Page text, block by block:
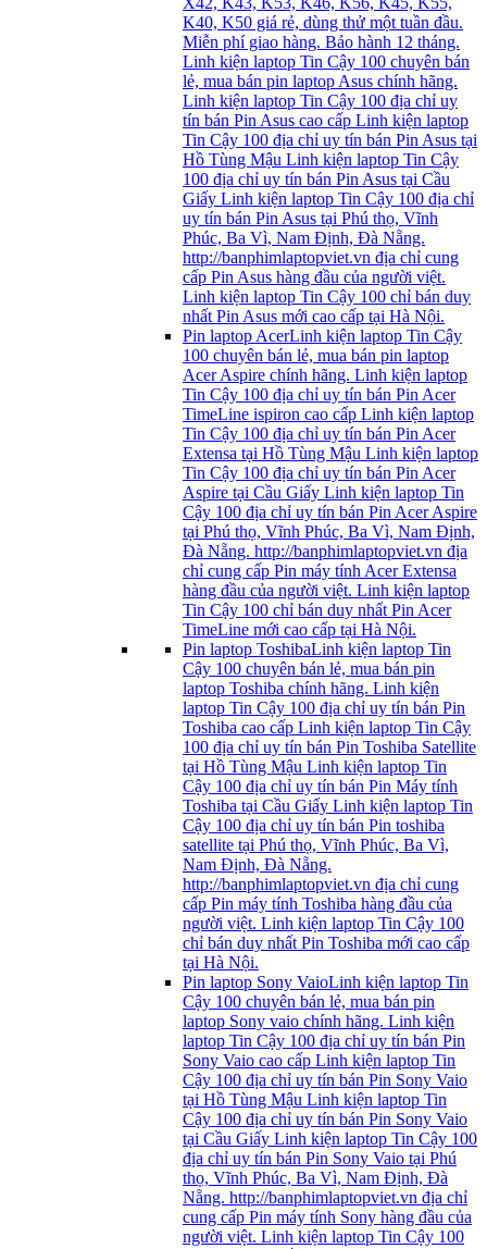
K40, K50 giá rẻ, dùng thử một tuần đầu.
Miễn phí giao hàng. Bảo hành 12 tháng.
Linh kiện laptop Tin Cậy 100 chuyên bán
lẻ, mua bán pin laptop Asus chính hãng.
Linh kiện laptop Tin Cậy 100 địa chỉ uy
tín bán Pin Asus cao cấp Linh kiện laptop
Tin Cậy 100 địa chỉ uy tín bán Pin Asus tại
Hồ Tùng Mậu Linh kiện laptop Tin Cậy
100 địa chỉ uy tín bán Pin Asus tại Cầu
Giấy Linh kiện laptop Tin Cậy 100 địa chỉ
uy tín bán Pin Asus tại Phú thọ, Vĩnh
Phúc, Ba Vì, Nam Định, Đà Nẵng.
http://banphimlaptopviet.vn địa chỉ cung
cấp Pin Asus hàng đầu của người việt.
Linh kiện laptop Tin Cậy 100 chỉ bán duy
nhất Pin Asus mới cao cấp tại Hà Nội.
Pin laptop AcerLinh kiện laptop Tin Cậy
100 chuyên bán lẻ, mua bán pin laptop
Acer Aspire chính hãng. Linh kiện laptop
Tin Cậy 100 địa chỉ uy tín bán Pin Acer
TimeLine ispiron cao cấp Linh kiện laptop
Tin Cậy 100 địa chỉ uy tín bán Pin Acer
Extensa tại Hồ Tùng Mậu Linh kiện laptop
Tin Cậy 100 địa chỉ uy tín bán Pin Acer
Aspire tại Cầu Giấy Linh kiện laptop Tin
Cậy 100 địa chỉ uy tín bán Pin Acer Aspire
tại Phú thọ, Vĩnh Phúc, Ba Vì, Nam Định,
Đà Nẵng. http://banphimlaptopviet.vn địa
chỉ cung cấp Pin máy tính Acer Extensa
hàng đầu của người việt. Linh kiện laptop
Tin Cậy 100 chỉ bán duy nhất Pin Acer
TimeLine mới cao cấp tại Hà Nội.
Pin laptop ToshibaLinh kiện laptop Tin
Cậy 100 chuyên bán lẻ, mua bán pin
laptop Toshiba chính hãng. Linh kiện
laptop Tin Cậy 100 địa chỉ uy tín bán Pin
Toshiba cao cấp Linh kiện laptop Tin Cậy
100 địa chỉ uy tín bán Pin Toshiba Satellite
tại Hồ Tùng Mậu Linh kiện laptop Tin
Cậy 100 địa chỉ uy tín bán Pin Máy tính
Toshiba tại Cầu Giấy Linh kiện laptop Tin
Cậy 100 địa chỉ uy tín bán Pin toshiba
satellite tại Phú thọ, Vĩnh Phúc, Ba Vì,
Nam Định, Đà Nẵng.
http://banphimlaptopviet.vn địa chỉ cung
cấp Pin máy tính Toshiba hàng đầu của
người việt. Linh kiện laptop Tin Cậy 100
chỉ bán duy nhất Pin Toshiba mới cao cấp
tại Hà Nội.
Pin laptop Sony VaioLinh kiện laptop Tin
Cậy 100 chuyên bán lẻ, mua bán pin
laptop Sony vaio chính hãng. Linh kiện
laptop Tin Cậy 100 địa chỉ uy tín bán Pin
Sony Vaio cao cấp Linh kiện laptop Tin
Cậy 100 địa chỉ uy tín bán Pin Sony Vaio
tại Hồ Tùng Mậu Linh kiện laptop Tin
Cậy 100 địa chỉ uy tín bán Pin Sony Vaio
tại Cầu Giấy Linh kiện laptop Tin Cậy 100
địa chỉ uy tín bán Pin Sony Vaio tại Phú
thọ, Vĩnh Phúc, Ba Vì, Nam Định, Đà
Nẵng. http://banphimlaptopviet.vn địa chỉ
cung cấp Pin máy tính Sony hàng đầu của
người việt. Linh kiện laptop Tin Cậy 100